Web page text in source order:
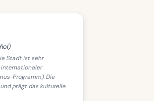
Stadt ist sehr
Programm). Die
prägt das kulturelle